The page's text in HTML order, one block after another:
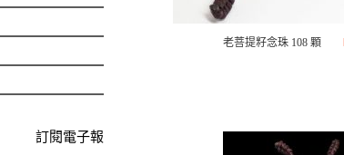
訂閱電子報
老菩提籽念珠 108 顆